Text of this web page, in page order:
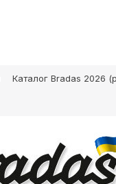
Каталог Bradas 2026